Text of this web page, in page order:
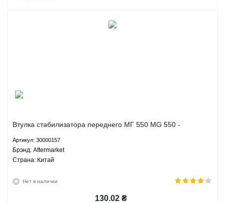
Втулка стабилизатора переднего МГ 550 MG 550 -
Артикул: 30000157
Брэнд: Aftermarket
Страна: Китай
Нет в наличии
130.02₴